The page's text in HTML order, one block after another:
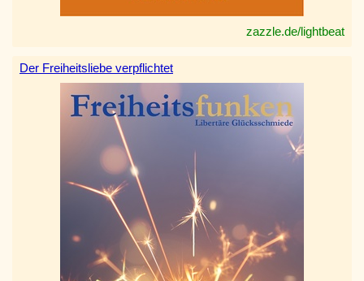
zazzle.de/lightbeat
Der Freiheitsliebe verpflichtet